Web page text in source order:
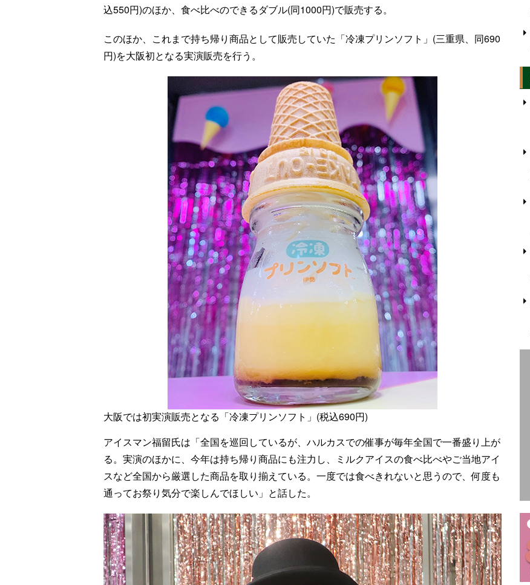
込550円)のほか、食べ比べのできるダブル(同1000円)で販売する。
このほか、これまで持ち帰り商品として販売していた「冷凍プリンソフト」(三重県、同690
円)を大阪初となる実演販売を行う。
大阪では初実演販売となる「冷凍プリンソフト」(税込690円)
アイスマン福留氏は「全国を巡回しているが、ハルカスでの催事が毎年全国で一番盛り上が
る。実演のほかに、今年は持ち帰り商品にも注力し、ミルクアイスの食べ比べやご当地アイ
スなど全国から厳選した商品を取り揃えている。一度では食べきれないと思うので、何度も
通ってお祭り気分で楽しんでほしい」と話した。